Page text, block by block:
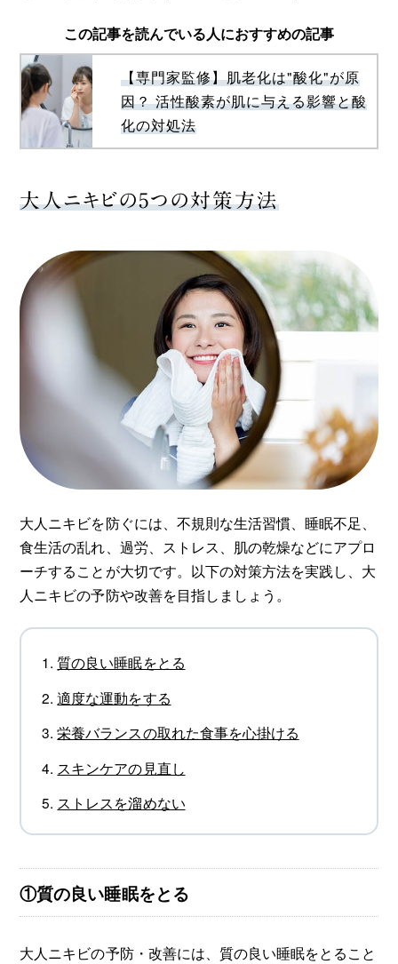
この記事を読んでいる人におすすめの記事
【専門家監修】肌老化は"酸化"が原
因？ 活性酸素が肌に与える影響と酸
化の対処法
大人ニキビの5つの対策方法
大人ニキビを防ぐには、不規則な生活習慣、睡眠不足、
食生活の乱れ、過労、ストレス、肌の乾燥などにアプロ
ーチすることが大切です。以下の対策方法を実践し、大
人ニキビの予防や改善を目指しましょう。
質の良い睡眠をとる
適度な運動をする
栄養バランスの取れた食事を心掛ける
スキンケアの見直し
ストレスを溜めない
①質の良い睡眠をとる
大人ニキビの予防・改善には、質の良い睡眠をとること